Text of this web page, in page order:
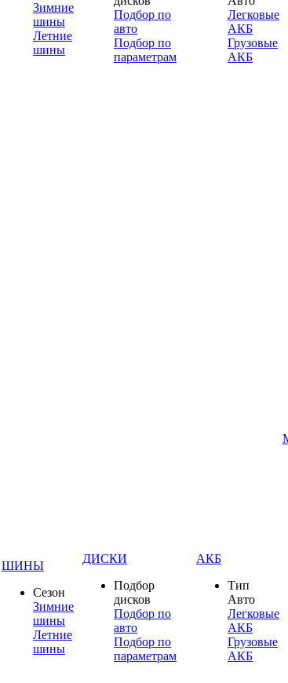
Зимние
шины
Летние
шины
Подбор по
авто
Подбор по
параметрам
Легковые
АКБ
Грузовые
АКБ
ШИНЫ
Сезон
Зимние
шины
Летние
шины
ДИСКИ
Подбор
дисков
Подбор по
авто
Подбор по
параметрам
АКБ
Тип
Авто
Легковые
АКБ
Грузовые
АКБ